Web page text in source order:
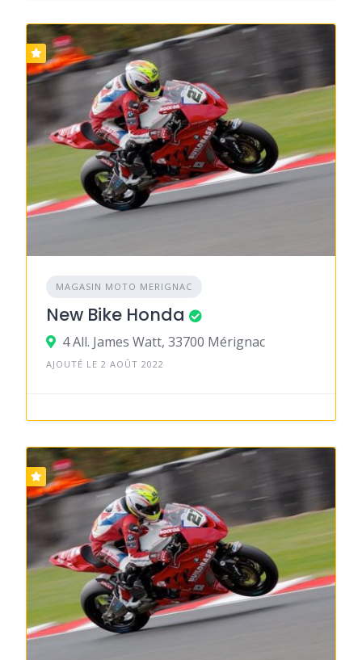
MAGASIN MOTO MERIGNAC
New Bike Honda
4 All. James Watt, 33700 Mérignac
AJOUTÉ LE 2 AOÛT 2022